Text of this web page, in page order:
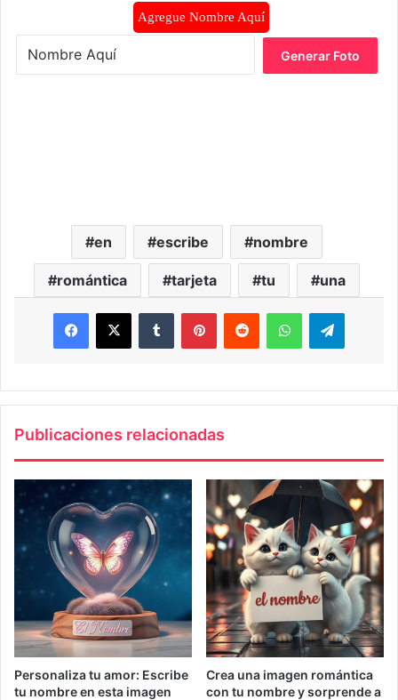
Agregue Nombre Aquí
Generar Foto
en escribe nombre
romántica tarjeta tu una
Facebook
X TumblrPinterestRedditWhatsApp
Publicaciones relacionadas
Personaliza tu amor: Escribe
tu nombre en esta imagen
Crea una imagen romántica
con tu nombre y sorprende a